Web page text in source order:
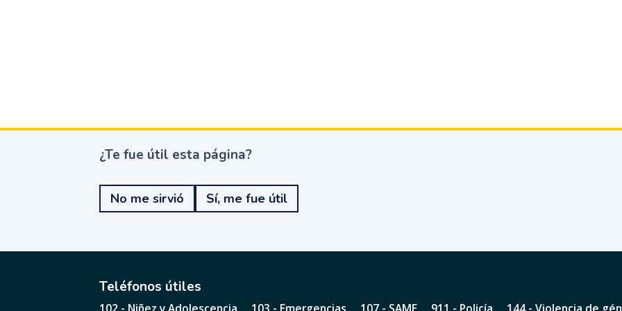
¿
e
u
t
l
¿Te fue útil esta página?
No me sirvió Sí, me fue útil
Teléfonos útiles